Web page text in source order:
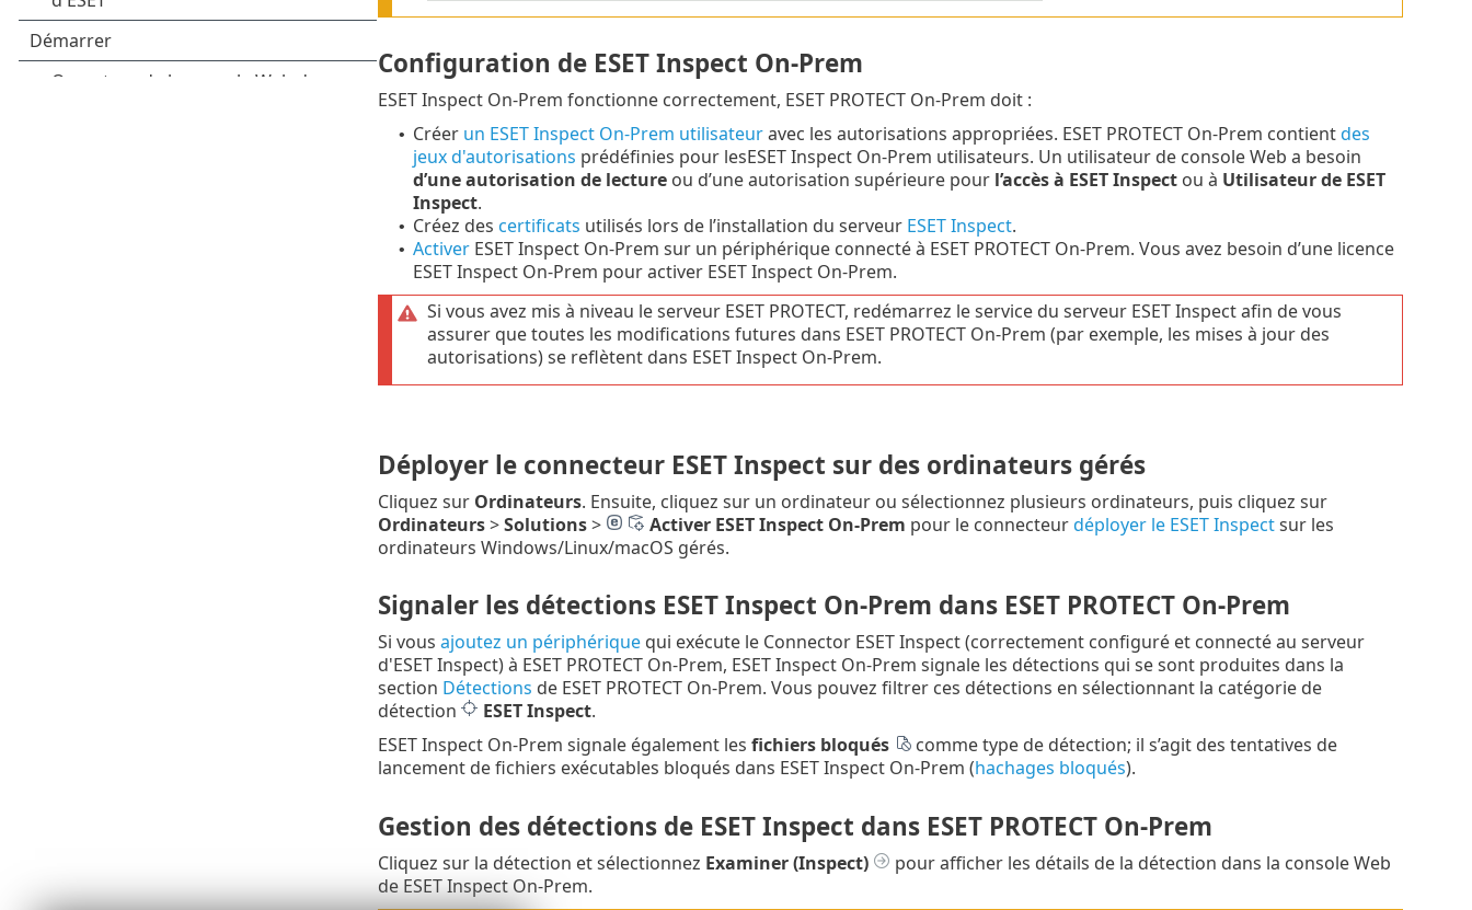
Configuration de ESET Inspect On-Prem
ESET Inspect On-Prem fonctionne correctement, ESET PROTECT On-Prem doit :
• Créer un ESET Inspect On-Prem utilisateuravec les autorisations appropriées. ESET PROTECT On-Prem contientdes
jeux d'autorisations prédéfinies pour lesESET Inspect On-Prem utilisateurs. Un utilisateur de console Web a besoin
d’une autorisation de lectureou d’une autorisation supérieure pour l’accès à ESET Inspectou à Utilisateur de ESET
Inspect.
• Créez des certificats utilisés lors de l’installation du serveur ESET Inspect.
• ActiverESET Inspect On-Prem sur un périphérique connecté à ESET PROTECT On-Prem. Vous avez besoin d’une licence
ESET Inspect On-Prem pour activer ESET Inspect On-Prem.
Si vous avez mis à niveau le serveur ESET PROTECT, redémarrez le service du serveur ESET Inspect afin de vous
assurer que toutes les modifications futures dans ESET PROTECT On-Prem (par exemple, les mises à jour des
autorisations) se reflètent dans ESET Inspect On-Prem.
Déployer le connecteur ESET Inspect sur des ordinateurs gérés
Cliquez sur Ordinateurs. Ensuite, cliquez sur un ordinateur ou sélectionnez plusieurs ordinateurs, puis cliquez sur
Ordinateurs>Solutions> Activer ESET Inspect On-Prem pour le connecteurdéployer le ESET Inspectsur les
ordinateurs Windows/Linux/macOS gérés.
Signaler les détections ESET Inspect On-Prem dans ESET PROTECT On-Prem
Si vous ajoutez un périphériquequi exécute le Connector ESET Inspect (correctement configuré et connecté au serveur
d'ESET Inspect) à ESET PROTECT On-Prem, ESET Inspect On-Prem signale les détections qui se sont produites dans la
section Détections de ESET PROTECT On-Prem. Vous pouvez filtrer ces détections en sélectionnant la catégorie de
détection
ESET Inspect.
ESET Inspect On-Prem signale également les fichiers bloqués
comme type de détection; il s’agit des tentatives de
lancement de fichiers exécutables bloqués dans ESET Inspect On-Prem (hachages bloqués).
Gestion des détections de ESET Inspect dans ESET PROTECT On-Prem
Cliquez sur la détection et sélectionnez Examiner (Inspect)
pour afficher les détails de la détection dans la console Web
de ESET Inspect On-Prem.